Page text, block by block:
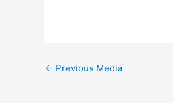
← Previous Media